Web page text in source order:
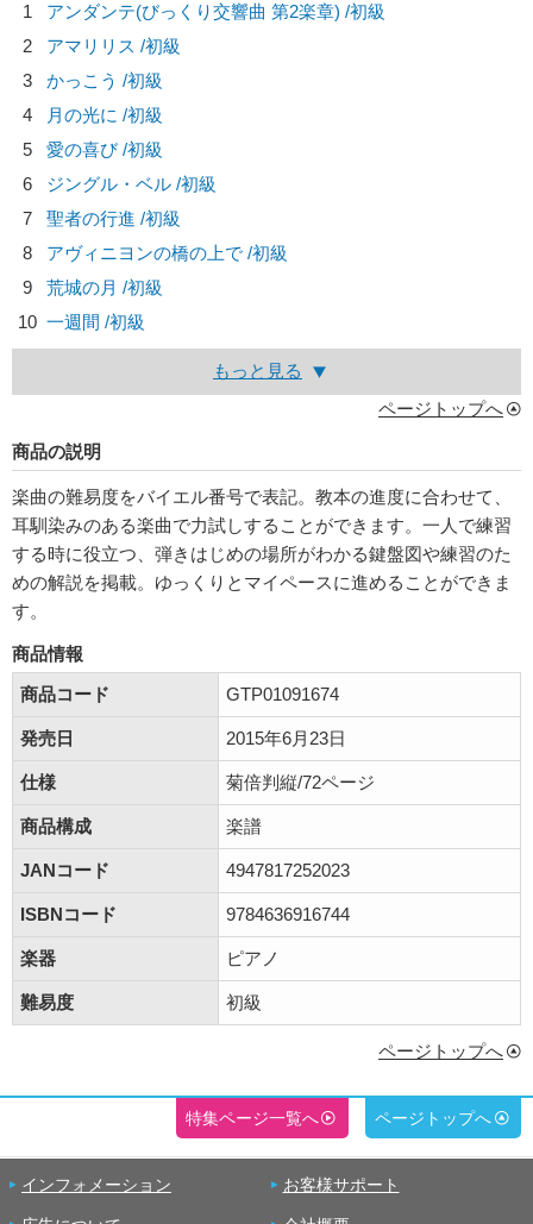
1
アンダンテ(びっくり交響曲 第2楽章) /初級
2
アマリリス /初級
3
かっこう /初級
4
月の光に /初級
5
愛の喜び /初級
6
ジングル・ベル /初級
7
聖者の行進 /初級
8
アヴィニヨンの橋の上で /初級
9
荒城の月 /初級
10 一週間 /初級
もっと見る
ページトップへ
商品の説明
楽曲の難易度をバイエル番号で表記。教本の進度に合わせて、
耳馴染みのある楽曲で力試しすることができます。一人で練習
する時に役立つ、弾きはじめの場所がわかる鍵盤図や練習のた
めの解説を掲載。ゆっくりとマイペースに進めることができま
す。
商品情報
商品コード
GTP01091674
発売日 2015年6月23日
仕様 菊倍判縦/72ページ
商品構成 楽譜
JANコード 4947817252023
ISBNコード 9784636916744
楽器 ピアノ
難易度 初級
ページトップへ
特集ページ一覧へ ページトップへ
インフォメーション お客様サポート